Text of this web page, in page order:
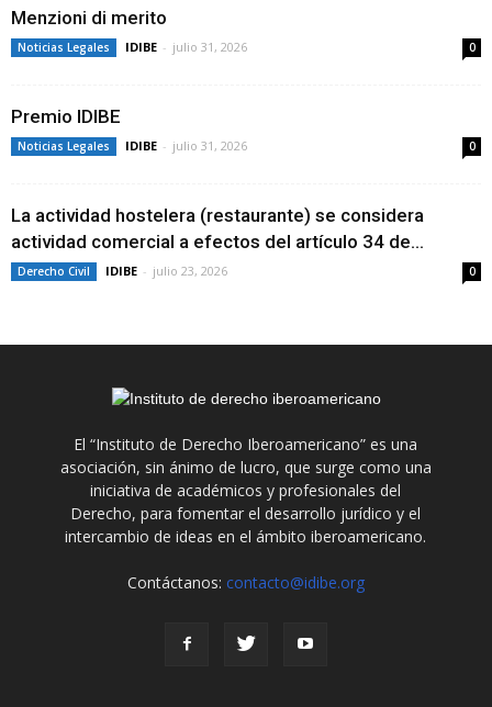
Menzioni di merito
Noticias Legales IDIBE - julio 31, 2026 0
Premio IDIBE
Noticias Legales IDIBE - julio 31, 2026 0
La actividad hostelera (restaurante) se considera
actividad comercial a efectos del artículo 34 de...
Derecho Civil IDIBE - julio 23, 2026 0
El “Instituto de Derecho Iberoamericano” es una
asociación, sin ánimo de lucro, que surge como una
iniciativa de académicos y profesionales del
Derecho, para fomentar el desarrollo jurídico y el
intercambio de ideas en el ámbito iberoamericano.
Contáctanos: contacto@idibe.org